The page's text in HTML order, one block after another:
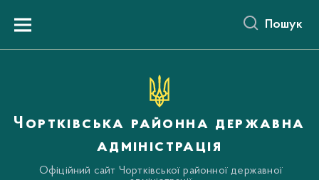
вмістуMenu Пошук
Чортківська районна державна
адміністрація
Офіційний сайт Чортківської районної державної